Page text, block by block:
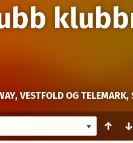
VESTFOLD OG TELEMARK,
↑ ↓